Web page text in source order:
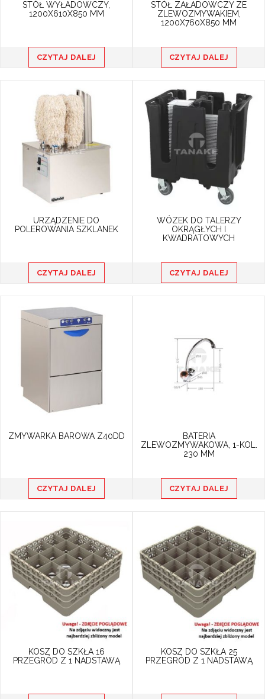
STÓŁ WYŁADOWCZY,
1200X610X850 MM
CZYTAJ DALEJ
STÓŁ ZAŁADOWCZY ZE
ZLEWOZMYWAKIEM,
1200X760X850 MM
CZYTAJ DALEJ
URZĄDZENIE DO
POLEROWANIA SZKLANEK
CZYTAJ DALEJ
WÓZEK DO TALERZY
OKRĄGŁYCH I
KWADRATOWYCH
CZYTAJ DALEJ
ZMYWARKA BAROWA Z40DD
CZYTAJ DALEJ
BATERIA
ZLEWOZMYWAKOWA, 1-KOL.
230 MM
CZYTAJ DALEJ
KOSZ DO SZKŁA 16
PRZEGRÓD Z 1 NADSTAWĄ
KOSZ DO SZKŁA 25
PRZEGRÓD Z 1 NADSTAWĄ